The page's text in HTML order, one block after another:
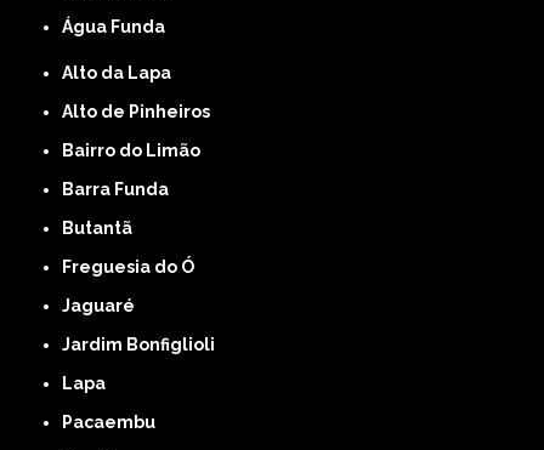
Água Funda
Alto da Lapa
Alto de Pinheiros
Bairro do Limão
Barra Funda
Butantã
Freguesia do Ó
Jaguaré
Jardim Bonfiglioli
Lapa
Pacaembu